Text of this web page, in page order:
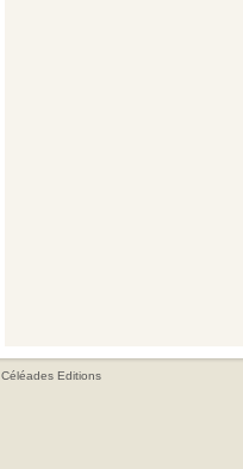
Céléades Editions